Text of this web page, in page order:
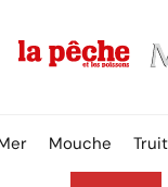
Mouche